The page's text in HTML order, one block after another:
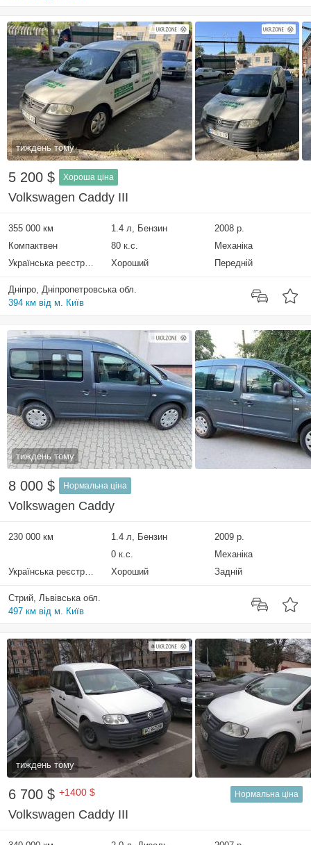
тиждень тому
5 200 $ Хороша ціна
Volkswagen Caddy III
355 000 км 1.4 л, Бензин
2008 р.
Компактвен
80 к.с.
Механіка
Українська реєстрація
Хороший Передній
Дніпро, Дніпропетровська обл.
394 км від м. Київ
тиждень тому
8 000 $ Нормальна ціна
Volkswagen Caddy
230 000 км 1.4 л, Бензин
2009 р.
0 к.с.
Механіка
Українська реєстрація
Хороший Задній
Стрий, Львівська обл.
497 км від м. Київ
тиждень тому
6 700 $ +1400 $ Нормальна ціна
Volkswagen Caddy III